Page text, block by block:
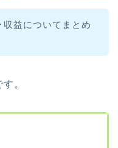
益についてまとめ
。